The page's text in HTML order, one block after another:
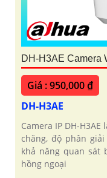
DH-H3AE Camera
Giá : 950,000 ₫
DH-H3AE
Camera IP DH-
chăng, độ phân
khả năng quan sát
hồng ngoại